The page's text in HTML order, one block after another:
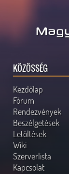
KÖZÖSSÉG
Kezdőlap
Fórum
Rendezvények
Beszélgetések
Letöltések
Wiki
Szerverlista
Kapcsolat